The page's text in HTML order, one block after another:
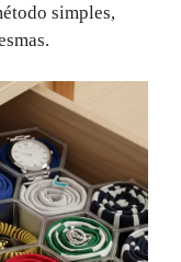
simples,